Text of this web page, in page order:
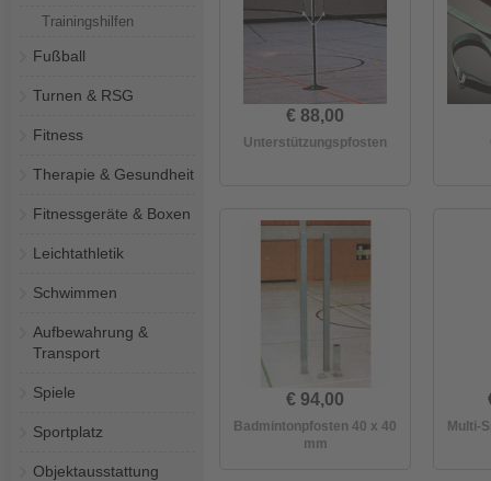
Trainingshilfen
Fußball
Turnen & RSG
Fitness
Therapie & Gesundheit
Fitnessgeräte & Boxen
Leichtathletik
Schwimmen
Aufbewahrung &
Transport
Spiele
Sportplatz
Objektausstattung
€ 88,00
Unterstützungspfosten
€ 94,00
Badmintonpfosten 40 x 40
mm
Multi-